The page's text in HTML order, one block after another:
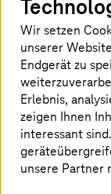
Paradigma
Die
reibungslosen
Betrieb
Wir setzen
unserer
Endgerät zu
Erlebnis,
zeigen Ihnen
interessant
unsere Partner